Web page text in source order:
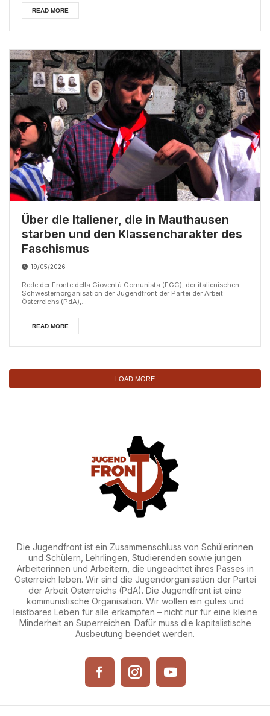
READ MORE
Über die Italiener, die in Mauthausen
starben und den Klassencharakter des
Faschismus
19/05/2026
Rede der Fronte della Gioventù Comunista (FGC), der italienischen
Schwesternorganisation der Jugendfront der Partei der Arbeit
Österreichs (PdA),...
READ MORE
LOAD MORE
Die Jugendfront ist ein Zusammenschluss von Schülerinnen
und Schülern, Lehrlingen, Studierenden sowie jungen
Arbeiterinnen und Arbeitern, die ungeachtet ihres Passes in
Österreich leben. Wir sind die Jugendorganisation der Partei
der Arbeit Österreichs (PdA). Die Jugendfront ist eine
kommunistische Organisation. Wir wollen ein gutes und
leistbares Leben für alle erkämpfen – nicht nur für eine kleine
Minderheit an Superreichen. Dafür muss die kapitalistische
Ausbeutung beendet werden.